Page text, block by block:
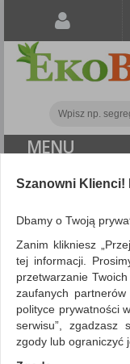
MENU
ALL
FILTRY
Artykuły
czyszczące
Sortuj po
Szanowni Klienci!
Dbamy o Twoją
Zanim klikniesz
tej informacji.
przetwarzanie
zaufanych
polityce prywatności
serwisu”, zgadzasz
zgody lub ograniczyć